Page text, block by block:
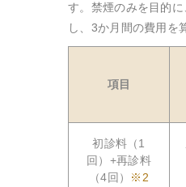
す。禁煙のみを目的
し、3か月間の費用を
項目
初診料（1
回）+再診料
（4回）
※2